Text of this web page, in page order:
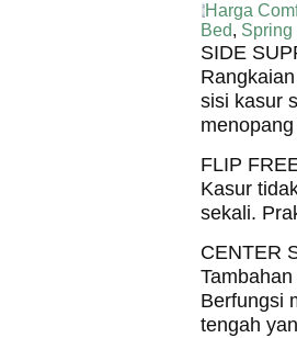
Harga
Bed, Spring
SIDE
sisi kasur
FLIP
Kasur
sekali.
CENTER
Berfungsi
tengah